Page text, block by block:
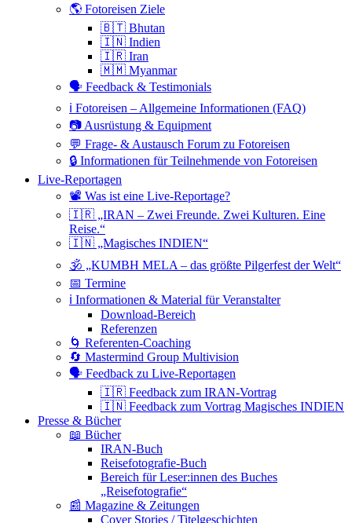
🌎 Fotoreisen Ziele
🇧🇹 Bhutan
🇮🇳 Indien
🇮🇷 Iran
🇲🇲 Myanmar
🗣 Feedback & Testimonials
ℹ️ Fotoreisen – Allgemeine Informationen (FAQ)
📷 Ausrüstung & Equipment
💬 Frage- & Austausch Forum zu Fotoreisen
🔒 Informationen für Teilnehmende von Fotoreisen
Live-Reportagen
📽 Was ist eine Live-Reportage?
🇮🇷 „IRAN – Zwei Freunde. Zwei Kulturen. Eine
Reise.“
🇮🇳 „Magisches INDIEN“
🕉 „KUMBH MELA – das größte Pilgerfest der Welt“
📅 Termine
ℹ️ Informationen & Material für Veranstalter
Download-Bereich
Referenzen
🌀 Referenten-Coaching
🔄 Mastermind Group Multivision
🗣 Feedback zu Live-Reportagen
🇮🇷 Feedback zum IRAN-Vortrag
🇮🇳 Feedback zum Vortrag Magisches INDIEN
Presse & Bücher
📖 Bücher
IRAN-Buch
Reisefotografie-Buch
Bereich für Leser:innen des Buches
„Reisefotografie“
📰 Magazine & Zeitungen
Cover Stories / Titelgeschichten